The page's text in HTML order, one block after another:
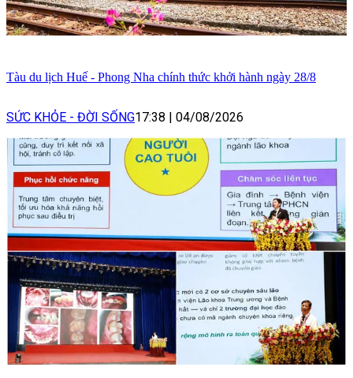
Tàu du lịch Huế - Phong Nha chính thức khởi hành ngày 28/8
SỨC KHỎE - ĐỜI SỐNG17:38 04/08/2026